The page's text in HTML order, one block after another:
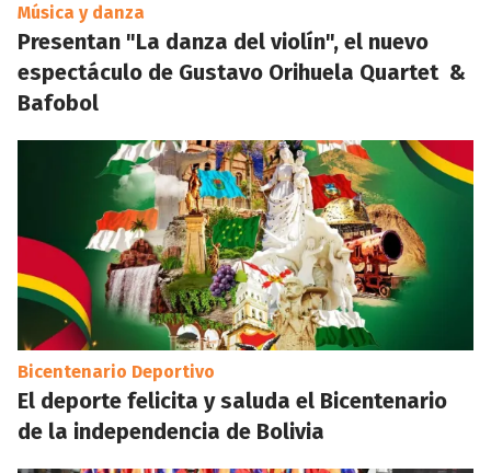
Música y danza
Presentan "La danza del violín", el nuevo
espectáculo de Gustavo Orihuela Quartet &
Bafobol
Bicentenario Deportivo
El deporte felicita y saluda el Bicentenario
de la independencia de Bolivia